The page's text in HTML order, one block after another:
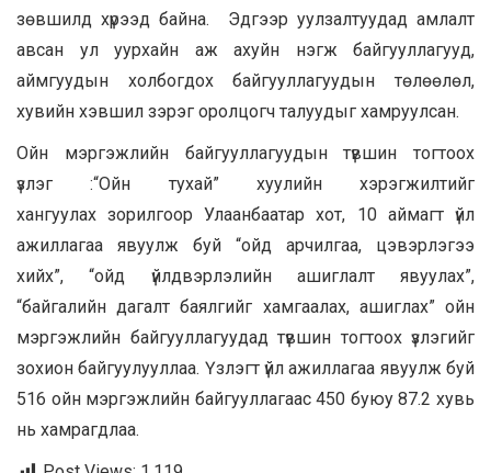
зөвшилд хүрээд байна. Эдгээр уулзалтуудад амлалт
авсан ул уурхайн аж ахуйн нэгж байгууллагууд,
аймгуудын холбогдох байгууллагуудын төлөөлөл,
хувийн хэвшил зэрэг оролцогч талуудыг хамруулсан.
Ойн мэргэжлийн байгууллагуудын түвшин тогтоох
үзлэг :“Ойн тухай” хуулийн хэрэгжилтийг
хангуулах зорилгоор Улаанбаатар хот, 10 аймагт үйл
ажиллагаа явуулж буй “ойд арчилгаа, цэвэрлэгээ
хийх”, “ойд үйлдвэрлэлийн ашиглалт явуулах”,
“байгалийн дагалт баялгийг хамгаалах, ашиглах” ойн
мэргэжлийн байгууллагуудад түвшин тогтоох үзлэгийг
зохион байгуулууллаа. Үзлэгт үйл ажиллагаа явуулж буй
516 ойн мэргэжлийн байгууллагаас 450 буюу 87.2 хувь
нь хамрагдлаа.